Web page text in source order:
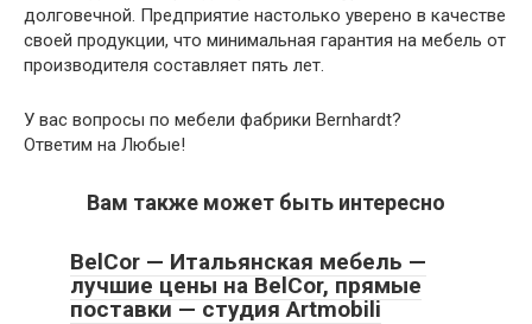
долговечной. Предприятие настолько уверено в качестве
своей продукции, что минимальная гарантия на мебель от
производителя составляет пять лет.
У вас вопросы по мебели фабрики Bernhardt?
Ответим на Любые!
Вам также может быть интересно
BelCor — Итальянская мебель —
лучшие цены на BelCor, прямые
поставки — студия Artmobili